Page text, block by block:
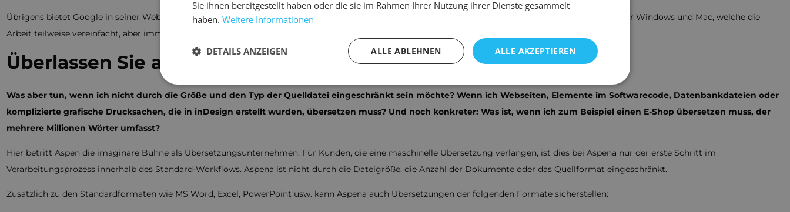
Übrigens bietet Google in seiner Web-App Google Docs Übersetzungen von einfachen Dokumenten an. DeepL bietet auch eine Desktop-Anwendung für Windows und Mac, welche die
Arbeit teilweise vereinfacht, aber immer noch ihre Grenzen hat.
Überlassen Sie auch die maschinelle Übersetzung den Experten!
Was aber tun, wenn ich nicht durch die Größe und den Typ der Quelldatei eingeschränkt sein möchte? Wenn ich Webseiten, Elemente im Softwarecode, Datenbankdateien oder
komplizierte grafische Drucksachen, die in inDesign erstellt wurden, übersetzen muss? Und noch konkreter: Was ist, wenn ich zum Beispiel einen E-Shop übersetzen muss, der
mehrere Millionen Wörter umfasst?
Hier betritt Aspen die imaginäre Bühne als Übersetzungsunternehmen. Für Kunden, die eine maschinelle Übersetzung verlangen, ist dies bei Aspena nur der erste Schritt im
Verarbeitungsprozess innerhalb des Standard-Workflows. Aspena ist nicht durch die Dateigröße, die Anzahl der Dokumente oder das Quellformat eingeschränkt.
Zusätzlich zu den Standardformaten wie MS Word, Excel, PowerPoint usw. kann Aspena auch Übersetzungen der folgenden Formate sicherstellen:
Sie ihnen bereitgestellt haben oder die sie im Rahmen Ihrer Nutzung ihrer Dienste gesammelt
haben. Weitere Informationen
ALLE AKZEPTIEREN
ALLE ABLEHNEN
DETAILS ANZEIGEN